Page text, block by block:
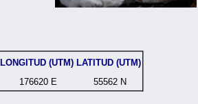
LONGITUD (UTM) LATITUD (UTM)
176620 E 55562 N